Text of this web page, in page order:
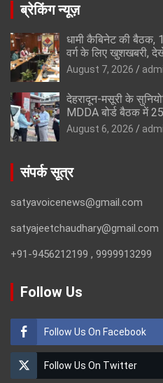
ब्रेकिंग न्यूज़
धामी कैबिनेट की बैठक,
वर्ग के लिए खुशखबरी,
August 7, 2026
देहरादून-मसूरी के
MDDA बोर्ड बैठक में 25
August 6, 2026
संपर्क सूत्र
satyavoicenews@gmail.com
satyajeetchaudhary@gmail.com
+91-9456212199 , 9999913299
Follow Us
Follow Us On Facebook
Follow Us On Twitter